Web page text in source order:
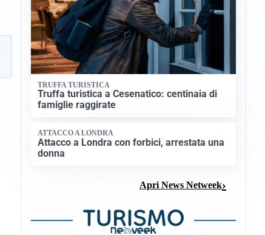
TRUFFA TURISTICA
Truffa turistica a Cesenatico: centinaia di
famiglie raggirate
ATTACCO A LONDRA
Attacco a Londra con forbici, arrestata una
donna
Apri News Netweek